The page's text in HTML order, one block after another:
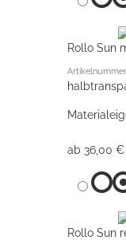
Rollo Sun
ab 36,00 €
Rollo Sun